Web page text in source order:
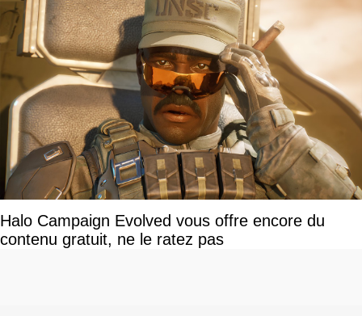
Halo Campaign Evolved vous offre encore du
contenu gratuit, ne le ratez pas